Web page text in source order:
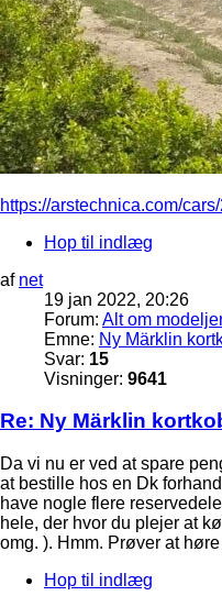
https://arstechnica.com/
Hop til indlæg
af net
19 jan 2022, 20:26
Forum: Alt om
Emne: Ny Märklin
Svar: 15
Visninger: 9641
Re: Ny Märklin
Da vi nu er ved at spare
at bestille hos en Dk
have nogle flere
hele, der hvor du plejer at
omg. ). Hmm. Prøver at
Hop til indlæg